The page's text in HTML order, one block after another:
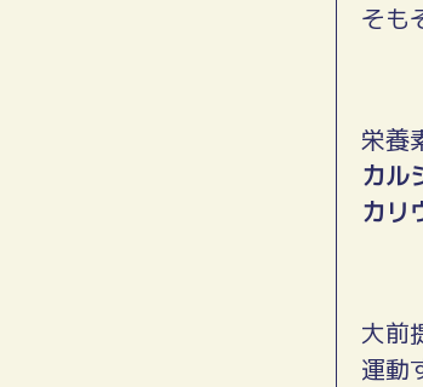
そも
栄養
カル
カリ
大前
運動